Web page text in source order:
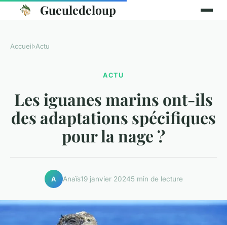
Gueuledeloup
Accueil›Actu
ACTU
Les iguanes marins ont-ils
des adaptations spécifiques
pour la nage ?
A Anaïs19 janvier 20245 min de lecture